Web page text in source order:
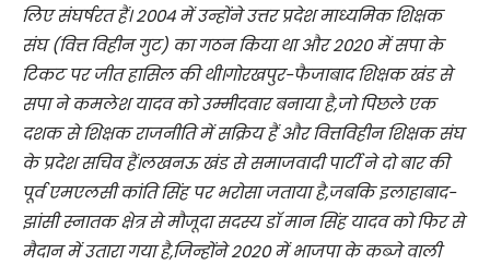
लिए संघर्षरत हैं। 2004 में उन्होंने उत्तर प्रदेश माध्यमिक शिक्षक
संघ (वित्त विहीन गुट) का गठन किया था और 2020 में सपा के
टिकट पर जीत हासिल की थी।गोरखपुर-फैजाबाद शिक्षक खंड से
सपा ने कमलेश यादव को उम्मीदवार बनाया है,जो पिछले एक
दशक से शिक्षक राजनीति में सक्रिय हैं और वित्तविहीन शिक्षक संघ
के प्रदेश सचिव हैं।लखनऊ खंड से समाजवादी पार्टी ने दो बार की
पूर्व एमएलसी कांति सिंह पर भरोसा जताया है,जबकि इलाहाबाद-
झांसी स्नातक क्षेत्र से मौजूदा सदस्य डॉ मान सिंह यादव को फिर से
मैदान में उतारा गया है,जिन्होंने 2020 में भाजपा के कब्जे वाली